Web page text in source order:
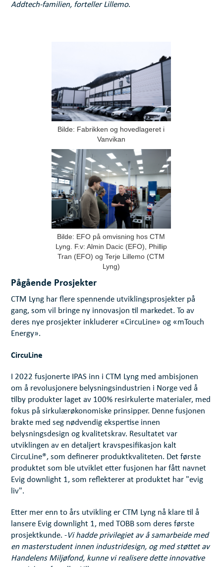
Addtech-familien, forteller Lillemo.
Bilde: Fabrikken og hovedlageret i
Vanvikan
Bilde: EFO på omvisning hos CTM
Lyng. F.v: Almin Dacic (EFO), Phillip
Tran (EFO) og Terje Lillemo (CTM
Lyng)
Pågående Prosjekter
CTM Lyng har flere spennende utviklingsprosjekter på
gang, som vil bringe ny innovasjon til markedet. To av
deres nye prosjekter inkluderer «CircuLine» og «mTouch
Energy».
CircuLine
I 2022 fusjonerte IPAS inn i CTM Lyng med ambisjonen
om å revolusjonere belysningsindustrien i Norge ved å
tilby produkter laget av 100% resirkulerte materialer, med
fokus på sirkulærøkonomiske prinsipper. Denne fusjonen
brakte med seg nødvendig ekspertise innen
belysningsdesign og kvalitetskrav. Resultatet var
utviklingen av en detaljert kravspesifikasjon kalt
CircuLine®, som definerer produktkvaliteten. Det første
produktet som ble utviklet etter fusjonen har fått navnet
Evig downlight 1, som reflekterer at produktet har "evig
liv".
Etter mer enn to års utvikling er CTM Lyng nå klare til å
lansere Evig downlight 1, med TOBB som deres første
prosjektkunde. -Vi hadde privilegiet av å samarbeide med
en masterstudent innen industridesign, og med støttet av
Handelens Miljøfond, kunne vi realisere dette innovative